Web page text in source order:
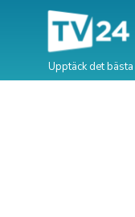
Upptäck det